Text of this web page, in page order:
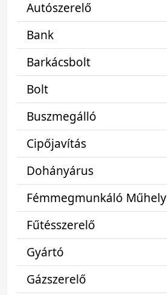
Autószerelő
Bank
Barkácsbolt
Bolt
Buszmegálló
Cipőjavítás
Dohányárus
Fémmegmunkáló Műhely
Fűtésszerelő
Gyártó
Gázszerelő